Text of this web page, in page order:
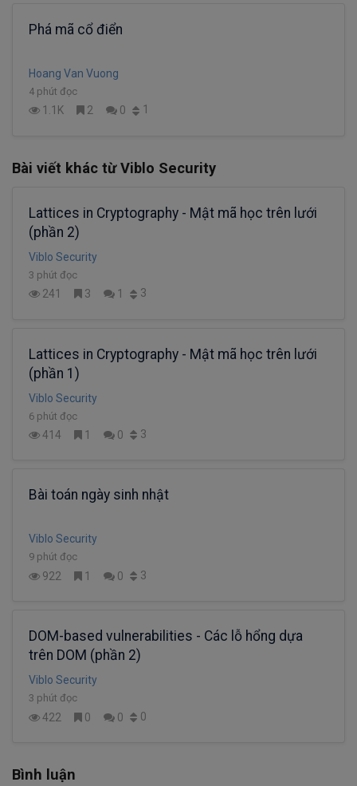
Phá mã cổ điển
Hoang Van Vuong
4 phút đọc
1.1K 2 0 1
Bài viết khác từ Viblo Security
Lattices in Cryptography - Mật mã học trên lưới
(phần 2)
Viblo Security
3 phút đọc
241 3 1 3
Lattices in Cryptography - Mật mã học trên lưới
(phần 1)
Viblo Security
6 phút đọc
414 1 0 3
Bài toán ngày sinh nhật
Viblo Security
9 phút đọc
922 1 0 3
DOM-based vulnerabilities - Các lỗ hổng dựa
trên DOM (phần 2)
Viblo Security
3 phút đọc
422 0 0 0
Bình luận